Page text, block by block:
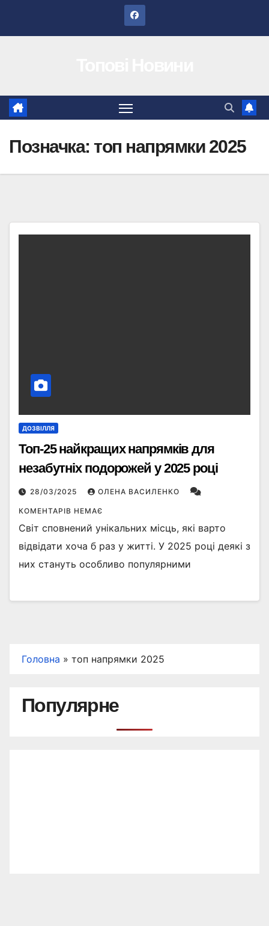
Позначка: топ напрямки 2025
ДОЗВІЛЛЯ
Топ-25 найкращих напрямків для
незабутніх подорожей у 2025 році
28/03/2025 ОЛЕНА ВАСИЛЕНКО
КОМЕНТАРІВ НЕМАЄ
Світ сповнений унікальних місць, які варто
відвідати хоча б раз у житті. У 2025 році деякі з
них стануть особливо популярними
Головна » топ напрямки 2025
Популярне